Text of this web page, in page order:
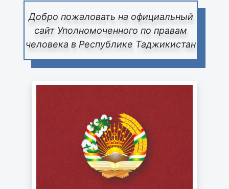
Добро пожаловать на официальный
сайт Уполномоченного по правам
человека в Республике Таджикистан